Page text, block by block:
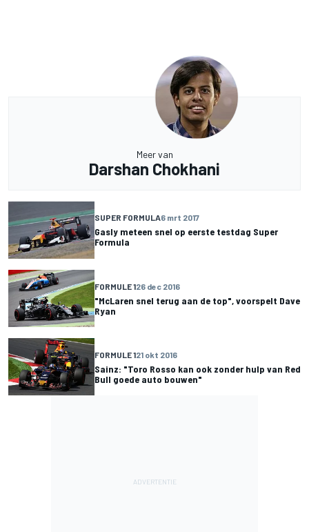
Meer van
Darshan Chokhani
SUPER FORMULA6 mrt 2017
Gasly meteen snel op eerste testdag Super
Formula
FORMULE 126 dec 2016
"McLaren snel terug aan de top", voorspelt Dave
Ryan
FORMULE 121 okt 2016
Sainz: "Toro Rosso kan ook zonder hulp van Red
Bull goede auto bouwen"